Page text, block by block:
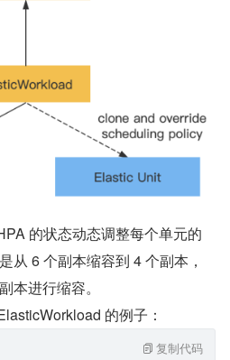
的状态动态调整每个单元的
从 6 个副本缩容到 4 个副本，
本进行缩容。
的例子：
复制代码